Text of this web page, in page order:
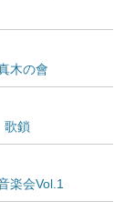
木の會
歌鎖
楽会Vol.1